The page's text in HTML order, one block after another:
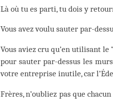
Là où tu es parti, tu dois y
Vous avez voulu sauter par-
Vous aviez cru qu’en utilisant
pour sauter par-dessus les
votre entreprise inutile, car
Frères, n’oubliez pas que